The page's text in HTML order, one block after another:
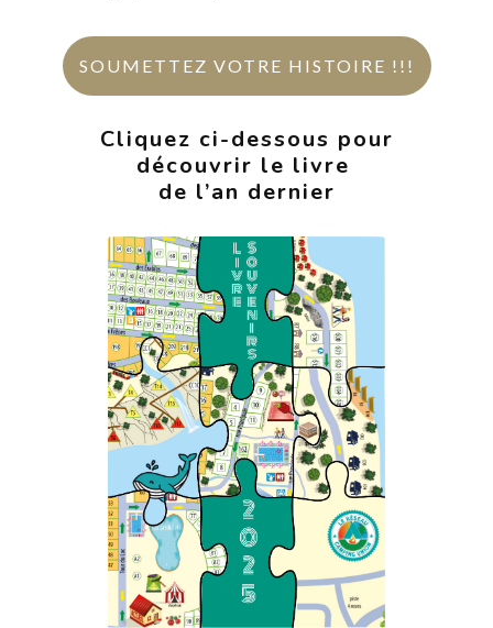
SOUMETTEZ VOTRE HISTOIRE !!!
Cliquez ci-dessous pour
découvrir le livre
de l’an dernier